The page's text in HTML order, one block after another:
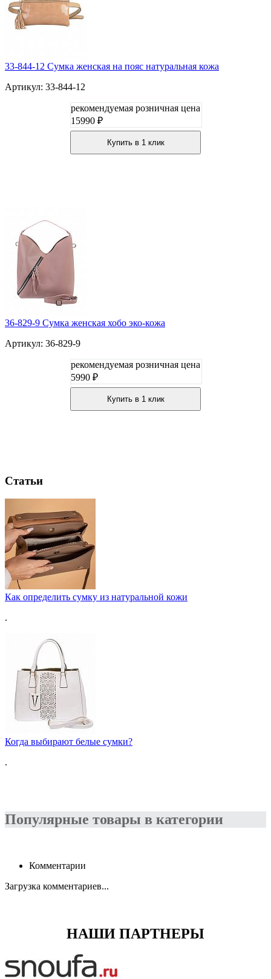
33-844-12 Сумка женская на пояс натуральная кожа
Артикул: 33-844-12
рекомендуемая розничная цена
15990 ₽
Купить в 1 клик
36-829-9 Сумка женская хобо эко-кожа
Артикул: 36-829-9
рекомендуемая розничная цена
5990 ₽
Купить в 1 клик
Статьи
Как определить сумку из натуральной кожи
.
Когда выбирают белые сумки?
.
Популярные товары в категории
Комментарии
Загрузка комментариев...
НАШИ ПАРТНЕРЫ